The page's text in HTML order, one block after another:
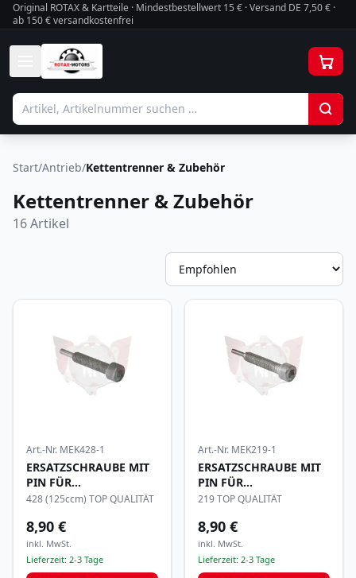
Original ROTAX & Kartteile · Mindestbestellwert 15 € · Versand DE 7,50 € ·
ab 150 € versandkostenfrei
Start/Antrieb/Kettentrenner & Zubehör
Kettentrenner & Zubehör
16Artikel
Art.-Nr. MEK428-1
ERSATZSCHRAUBE MIT
PIN FÜR
KETTENTRENNER
428 (125ccm) TOP QUALITÄT
8,90 €
inkl. MwSt.
Lieferzeit: 2-3 Tage
Art.-Nr. MEK219-1
ERSATZSCHRAUBE MIT
PIN FÜR
KETTENTRENNER
219 TOP QUALITÄT
8,90 €
inkl. MwSt.
Lieferzeit: 2-3 Tage